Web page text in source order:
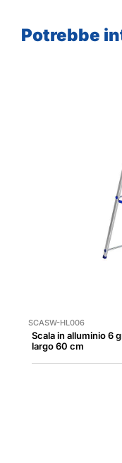
Potrebbe
SCASW-HL006
Scala in alluminio 6
largo 60 cm